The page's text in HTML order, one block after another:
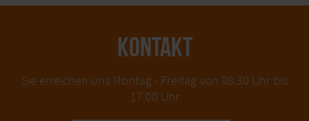
KONTAKT
Sie erreichen uns Montag - Freitag von 08:30 Uhr bis
17:00 Uhr